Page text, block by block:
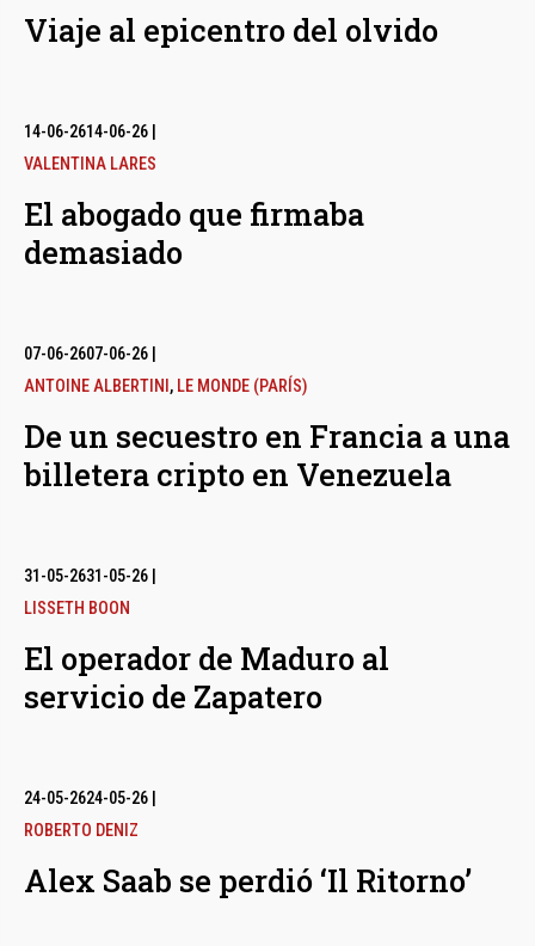
Viaje al epicentro del olvido
14-06-2614-06-26
VALENTINA LARES
El abogado que firmaba
demasiado
07-06-2607-06-26
ANTOINE ALBERTINI , LE MONDE (PARÍS)
De un secuestro en Francia a una
billetera cripto en Venezuela
31-05-2631-05-26
LISSETH BOON
El operador de Maduro al
servicio de Zapatero
24-05-2624-05-26
ROBERTO DENIZ
Alex Saab se perdió ‘Il Ritorno’